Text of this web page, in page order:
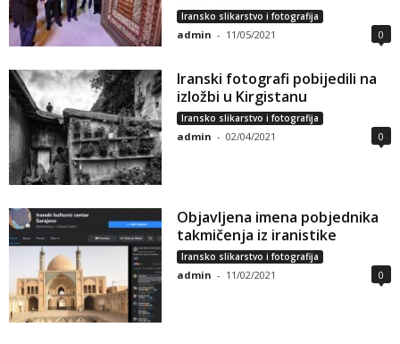
Iransko slikarstvo i fotografija
admin - 11/05/2021 0
Iranski fotografi pobijedili na
izložbi u Kirgistanu
Iransko slikarstvo i fotografija
admin - 02/04/2021 0
Objavljena imena pobjednika
takmičenja iz iranistike
Iransko slikarstvo i fotografija
admin - 11/02/2021 0